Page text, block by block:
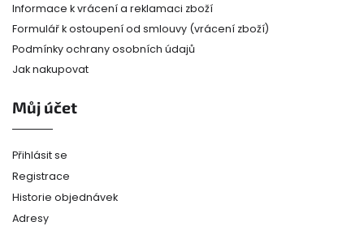
Informace k vrácení a reklamaci zboží
Formulář k ostoupení od smlouvy (vrácení zboží)
Podmínky ochrany osobních údajů
Jak nakupovat
Můj účet
Přihlásit se
Registrace
Historie objednávek
Adresy